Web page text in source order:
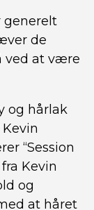
generelt
de
ved at være
og hårlak
“Session
fra Kevin
og
at håret